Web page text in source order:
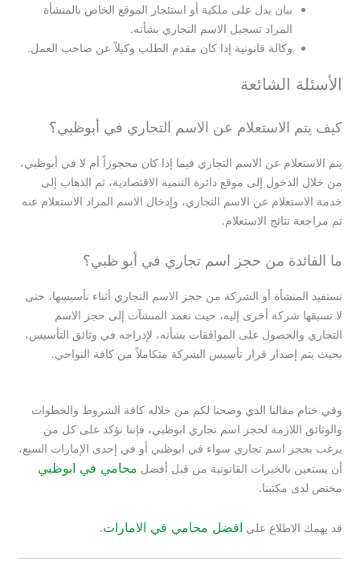
بيان يدل على ملكية أو استئجار الموقع الخاص بالمنشأة
المراد تسجيل الاسم التجاري بشأنه.
وكالة قانونية إذا كان مقدم الطلب وكيلاً عن صاحب العمل.
الأسئلة الشائعة
كيف يتم الاستعلام عن الاسم التجاري في أبوظبي؟
يتم الاستعلام عن الاسم التجاري فيما إذا كان محجوزاً أم لا في أبوظبي،
من خلال الدخول إلى موقع دائرة التنمية الاقتصادية، ثم الذهاب إلى
خدمة الاستعلام عن الاسم التجاري، وإدخال الاسم المراد الاستعلام عنه
ثم مراجعة نتائج الاستعلام.
ما الفائدة من حجز اسم تجاري في أبو ظبي؟
تستفيد المنشأة أو الشركة من حجز الاسم التجاري أثناء تأسيسها، حتى
لا تسبقها شركة أخرى إليه، حيث تعمد المنشآت إلى حجز الاسم
التجاري والحصول على الموافقات بشأنه، لإدراجه في وثائق التأسيس،
بحيث يتم إصدار قرار تأسيس الشركة متكاملاً من كافة النواحي.
وفي ختام مقالنا الذي وضحنا لكم من خلاله كافة الشروط والخطوات
والوثائق اللازمة لحجز اسم تجاري ابوظبي، فإننا نؤكد على كل من
يرغب بحجز اسم تجاري سواء في ابوظبي أو في إحدى الإمارات السبع،
أن يستعين بالخبرات القانونية من قبل أفضل محامي في ابوظبي
مختص لدى مكتبنا.
قد يهمك الاطلاع على افضل محامي في الامارات.